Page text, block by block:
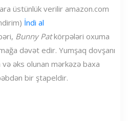
üstünlük verilir amazon.com
İndi al
Bunny Patkörpələri oxuma
dəvət edir. Yumşaq dovşanı
əks olunan mərkəzə baxa
bir ştapeldir.